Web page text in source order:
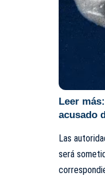
Leer más:
acusado
Las
será